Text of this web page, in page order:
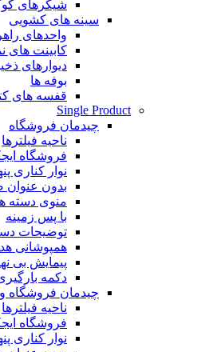
شیکرهای
سینه های کشویی
واحدهای
کابینت های
دیوارهای
بوفه ها
قفسه های
Single Product
چیدمان فروشگاه
ناحیه فیلترها
فروشگاه
نوار کناری
بدون
منوی دسته
با پس زمینه
توضیحات
همپوشانی
پیمایش بی
دکمه
چیدمان فروشگاه
ناحیه فیلترها
فروشگاه
نوار کناری